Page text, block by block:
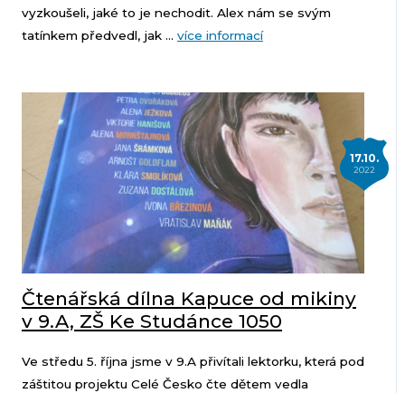
vyzkoušeli, jaké to je nechodit. Alex nám se svým
tatínkem předvedl, jak ... více informací
17.10.
2022
Čtenářská dílna Kapuce od mikiny
v 9.A, ZŠ Ke Studánce 1050
Ve středu 5. října jsme v 9.A přivítali lektorku, která pod
záštitou projektu Celé Česko čte dětem vedla